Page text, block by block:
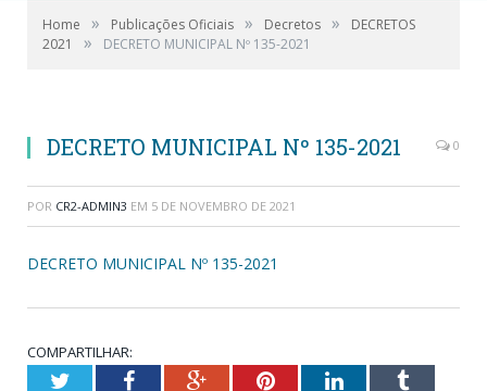
Home » Publicações Oficiais » Decretos »
DECRETOS
2021
» DECRETO MUNICIPAL Nº 135-2021
DECRETO MUNICIPAL Nº 135-2021 0
POR CR2-ADMIN3 EM 5 DE NOVEMBRO DE 2021
DECRETO MUNICIPAL Nº 135-2021
COMPARTILHAR:
TwitterFacebookGoogle+PinterestLinkedInTumblr